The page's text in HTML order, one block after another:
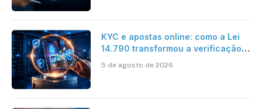
KYC e apostas online: como a Lei
14.790 transformou a verificação
brasileiro
5 de agosto de 2026